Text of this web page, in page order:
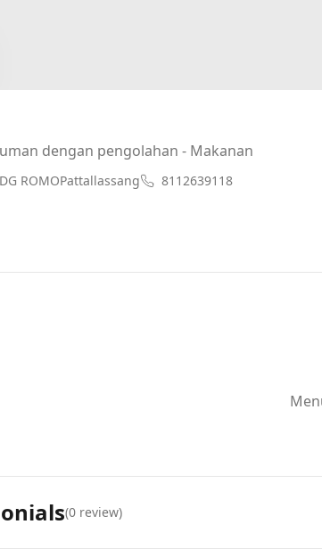
dengan pengolahan - Makanan
ROMOPattallassang 8112639118
(0 review)